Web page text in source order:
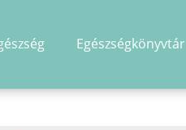
Egészségkönyvtár